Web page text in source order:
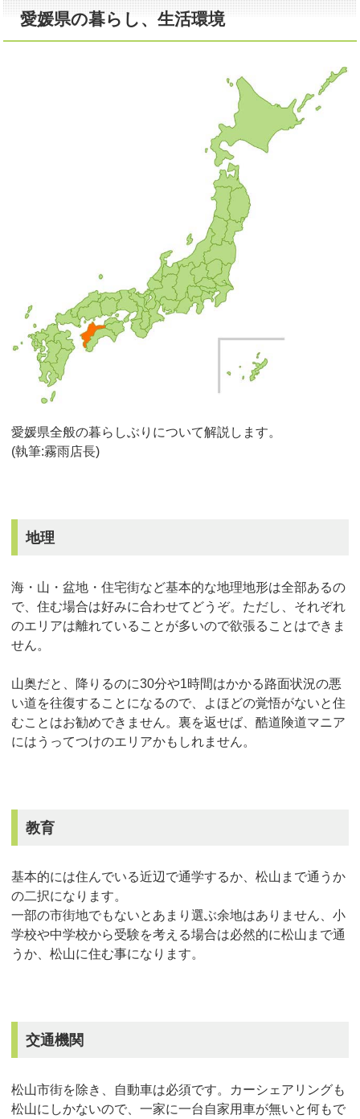
愛媛県の暮らし、生活環境
愛媛県全般の暮らしぶりについて解説します。
(執筆:霧雨店長)
地理
海・山・盆地・住宅街など基本的な地理地形は全部あるの
で、住む場合は好みに合わせてどうぞ。ただし、それぞれ
のエリアは離れていることが多いので欲張ることはできま
せん。
山奥だと、降りるのに30分や1時間はかかる路面状況の悪
い道を往復することになるので、よほどの覚悟がないと住
むことはお勧めできません。裏を返せば、酷道険道マニア
にはうってつけのエリアかもしれません。
教育
基本的には住んでいる近辺で通学するか、松山まで通うか
の二択になります。
一部の市街地でもないとあまり選ぶ余地はありません、小
学校や中学校から受験を考える場合は必然的に松山まで通
うか、松山に住む事になります。
交通機関
松山市街を除き、自動車は必須です。カーシェアリングも
松山にしかないので、一家に一台自家用車が無いと何もで